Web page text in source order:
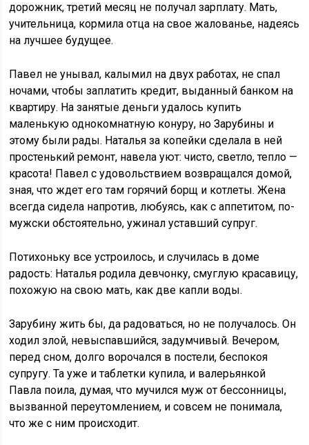
дорожник, третий месяц не получал зарплату. Мать,
учительница, кормила отца на свое жалованье, надеясь
на лучшее будущее.
Павел не унывал, калымил на двух работах, не спал
ночами, чтобы заплатить кредит, выданный банком на
квартиру. На занятые деньги удалось купить
маленькую однокомнатную конуру, но Зарубины и
этому были рады. Наталья за копейки сделала в ней
простенький ремонт, навела уют: чисто, светло, тепло —
красота! Павел с удовольствием возвращался домой,
зная, что ждет его там горячий борщ и котлеты. Жена
всегда сидела напротив, любуясь, как с аппетитом, по-
мужски обстоятельно, ужинал уставший супруг.
Потихоньку все устроилось, и случилась в доме
радость: Наталья родила девчонку, смуглую красавицу,
похожую на свою мать, как две капли воды.
Зарубину жить бы, да радоваться, но не получалось. Он
ходил злой, невыспавшийся, задумчивый. Вечером,
перед сном, долго ворочался в постели, беспокоя
супругу. Та уже и таблетки купила, и валерьянкой
Павла поила, думая, что мучился муж от бессонницы,
вызванной переутомлением, и совсем не понимала,
что же с ним происходит.